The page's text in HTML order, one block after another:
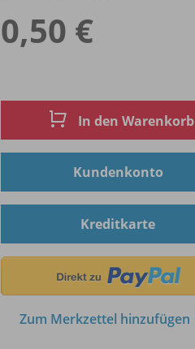
0,50 €
In den Warenkorb
Kundenkonto
Kreditkarte
Zum Merkzettel hinzufügen